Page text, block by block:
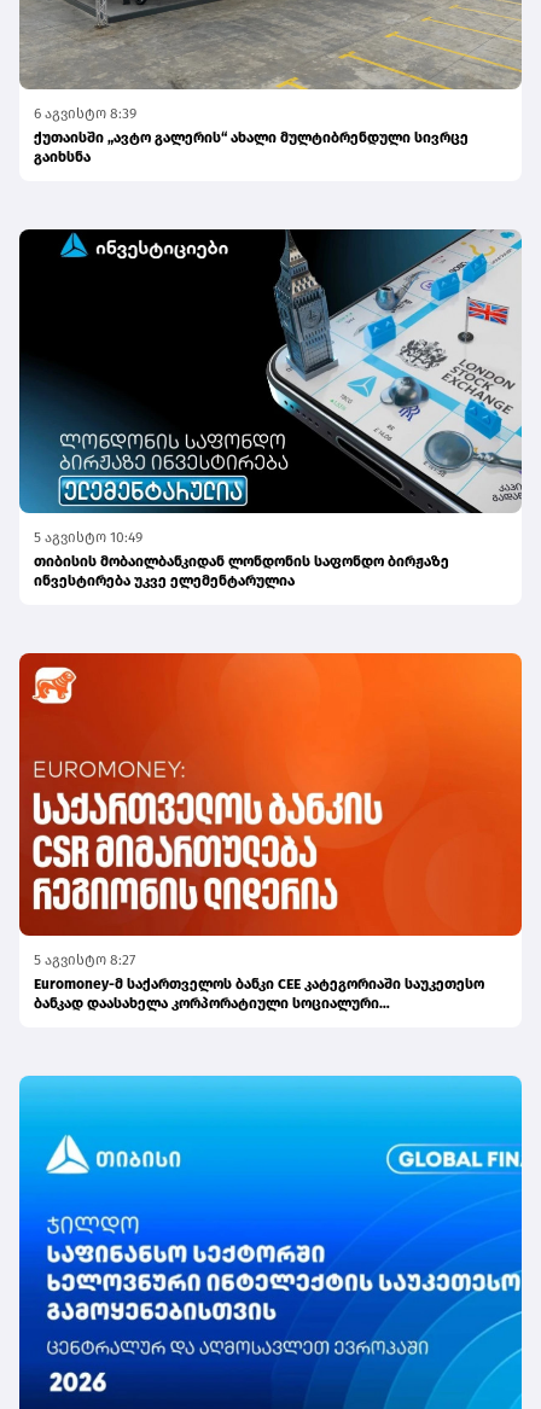
6 აგვისტო 8:39
ქუთაისში „ავტო გალერის“ ახალი მულტიბრენდული სივრცე
გაიხსნა
5 აგვისტო 10:49
თიბისის მობაილბანკიდან ლონდონის საფონდო ბირჟაზე
ინვესტირება უკვე ელემენტარულია
5 აგვისტო 8:27
Euromoney-მ საქართველოს ბანკი CEE კატეგორიაში საუკეთესო
ბანკად დაასახელა კორპორატიული სოციალური